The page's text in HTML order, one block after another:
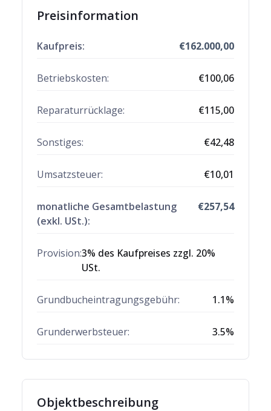
Preisinformation
Kaufpreis: €162.000,00
Betriebskosten: €100,06
Reparaturrücklage: €115,00
Sonstiges: €42,48
Umsatzsteuer: €10,01
monatliche Gesamtbelastung
(exkl. USt.):
€257,54
Provision:3% des Kaufpreises zzgl. 20%
USt.
Grundbucheintragungsgebühr: 1.1%
Grunderwerbsteuer: 3.5%
Objektbeschreibung